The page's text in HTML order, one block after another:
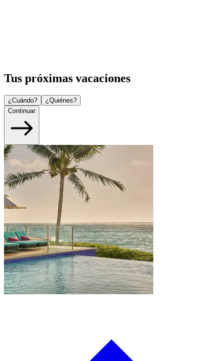
Tus próximas vacaciones
¿Cuándo?
¿Quiénes?
Continuar